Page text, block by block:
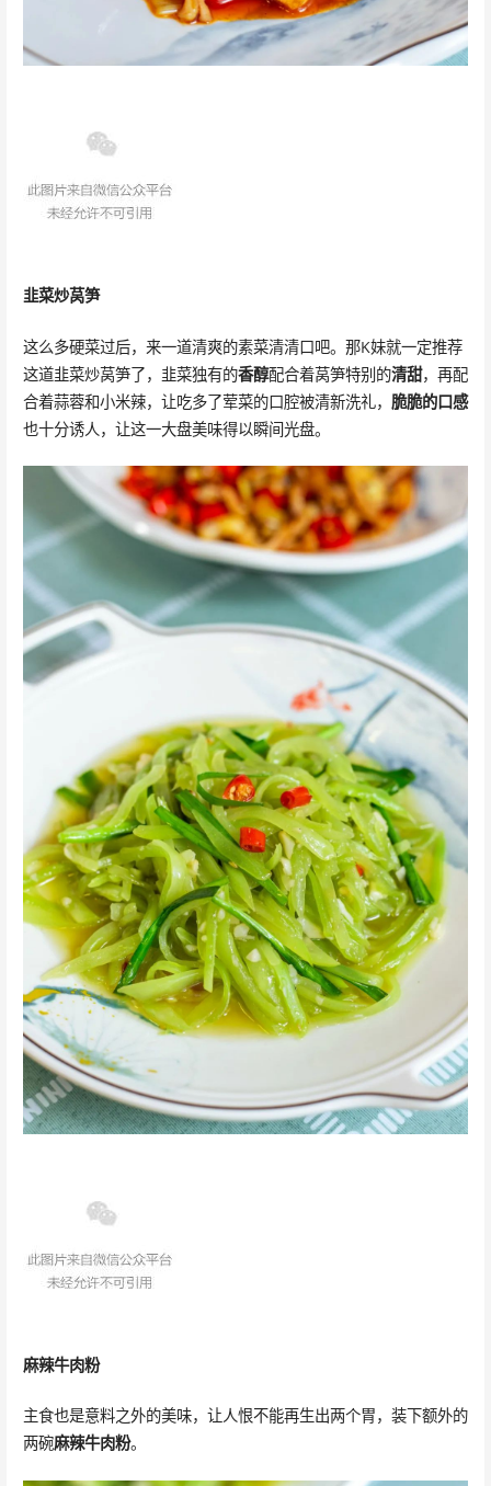
韭菜炒莴笋
这么多硬菜过后，来一道清爽的素菜清清口吧。那K妹就一定推荐
这道韭菜炒莴笋了，韭菜独有的香醇配合着莴笋特别的清甜，再配
合着蒜蓉和小米辣，让吃多了荤菜的口腔被清新洗礼， 脆脆的口感
也十分诱人，让这一大盘美味得以瞬间光盘。
麻辣牛肉粉
主食也是意料之外的美味，让人恨不能再生出两个胃，装下额外的
两碗麻辣牛肉粉。